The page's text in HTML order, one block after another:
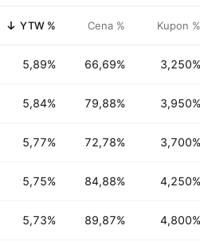
YTW % Cena % Kupon %
5,89% 66,69% 3,250%
5,84% 79,88% 3,950%
5,77% 72,78% 3,700%
5,75% 84,88% 4,250%
5,73% 89,87% 4,800%